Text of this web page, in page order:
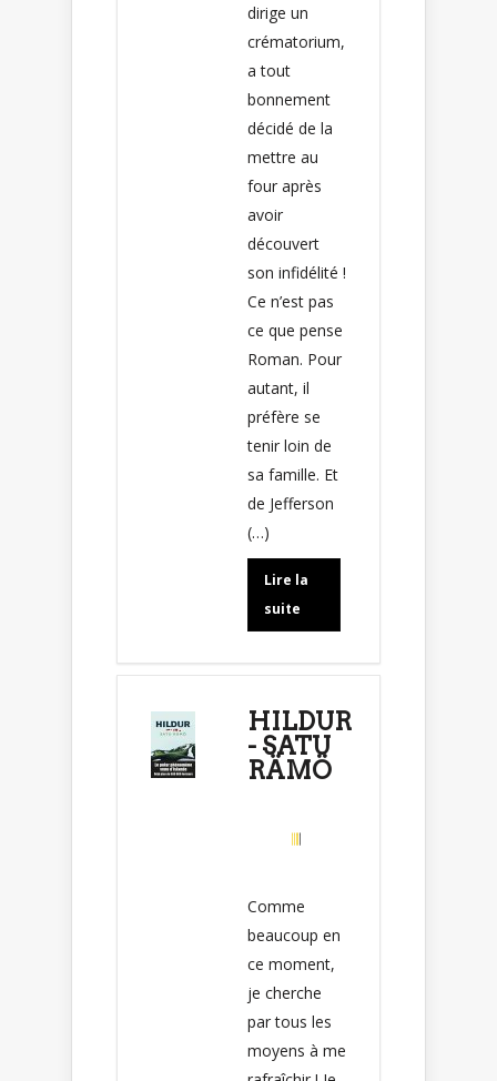
dirige un
crématorium,
a tout
bonnement
décidé de la
mettre au
four après
avoir
découvert
son infidélité !
Ce n’est pas
ce que pense
Roman. Pour
autant, il
préfère se
tenir loin de
sa famille. Et
de Jefferson
(…)
Lire la
suite
HILDUR
- SATU
RÄMÖ
Comme
beaucoup en
ce moment,
je cherche
par tous les
moyens à me